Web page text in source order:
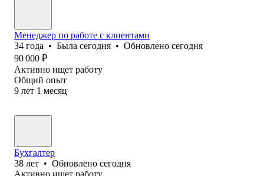
Менеджер по работе с клиентами
34 года • Была сегодня • Обновлено сегодня
90 000 ₽
Активно ищет работу
Общий опыт
9 лет 1 месяц
Бухгалтер
38 лет • Обновлено сегодня
Активно ищет работу